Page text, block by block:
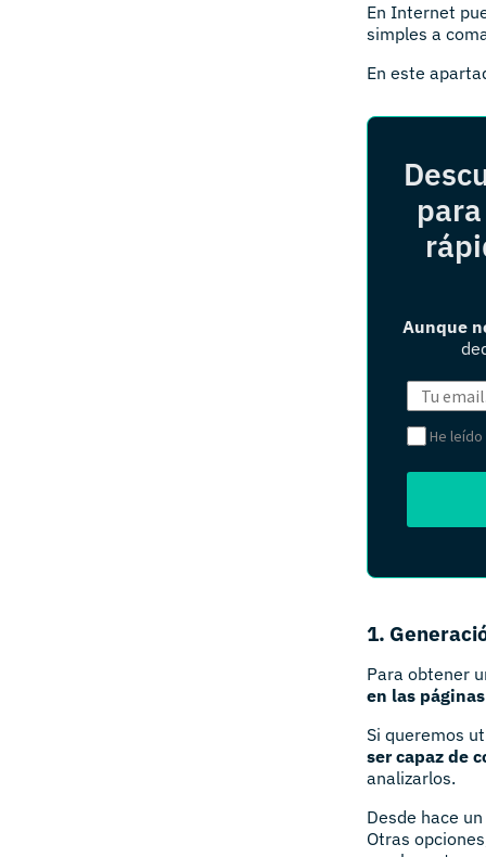
En Internet
simples a
En este
Aunque
He
1.
Para obtener
en las
Si queremos
ser capaz de
analizarlos.
Desde hace
Otras